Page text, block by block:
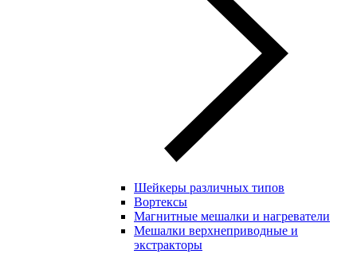
Шейкеры различных типов
Вортексы
Магнитные мешалки и нагреватели
Мешалки верхнеприводные и
экстракторы